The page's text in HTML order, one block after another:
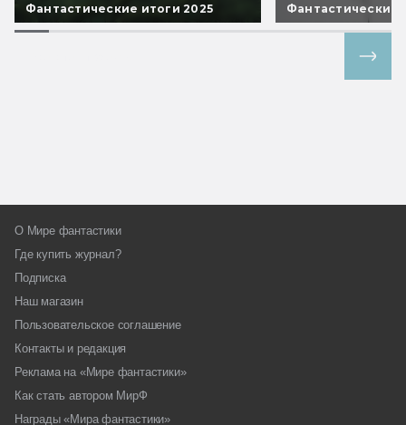
Фантастические итоги 2025 Фантастические
О Мире фантастики
Где купить журнал?
Подписка
Наш магазин
Пользовательское соглашение
Контакты и редакция
Реклама на «Мире фантастики»
Как стать автором МирФ
Награды «Мира фантастики»